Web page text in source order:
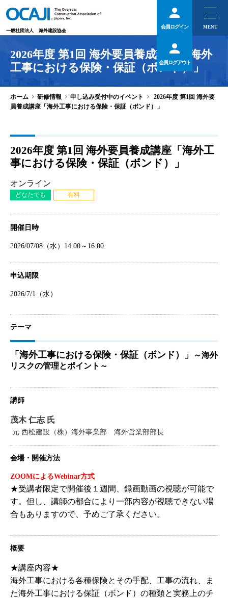
一般社団法人 海外建設協会
会員ログイン
会員ログアウト
2026年度 第1回 海外要員養成講座「海外
工事における保険・保証（ボンド）」
ホーム > 研修情報 > 申し込み受付中のイベント >
2026年度 第1回 海外要
員養成講座「海外工事における保険・保証（ボンド）」
2026年度 第1回 海外要員養成講座「海外工
事における保険・保証（ボンド）」
どなたでも 有料
オンライン
開催日時
2026/07/08（水）14:00～16:00
申込期限
2026/7/1（水）
テーマ
「海外工事における保険・保証（ボンド）」
～海外
リスクの管理とポイント～
講師
茂木 仁志 氏
元 西松建設（株）海外事業部 海外営業部部長
会場・開催方法
ZOOMによるWebinar方式
★受講者限定で開催後１週間、録画動画の視聴が可能で
す。但し、講師の都合により一部内容が視聴できない場
合もありますので、予めご了承ください。
概要
★講座内容★
海外工事における各種保険とその手配、工事の流れ、ま
た海外工事における保証（ボンド）の種類と実務上のチ